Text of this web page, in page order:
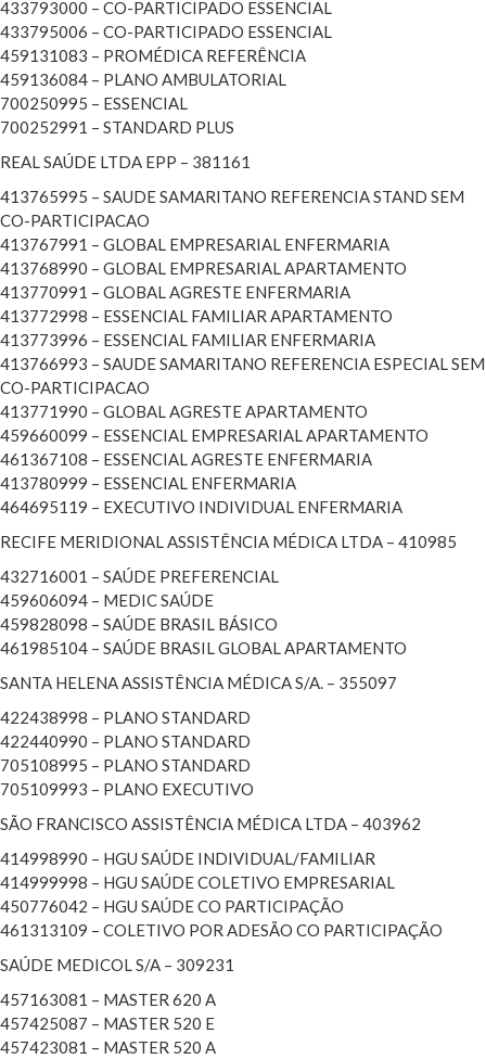
433793000 – CO-PARTICIPADO ESSENCIAL
433795006 – CO-PARTICIPADO ESSENCIAL
459131083 – PROMÉDICA REFERÊNCIA
459136084 – PLANO AMBULATORIAL
700250995 – ESSENCIAL
700252991 – STANDARD PLUS
REAL SAÚDE LTDA EPP – 381161
413765995 – SAUDE SAMARITANO REFERENCIA STAND SEM
CO-PARTICIPACAO
413767991 – GLOBAL EMPRESARIAL ENFERMARIA
413768990 – GLOBAL EMPRESARIAL APARTAMENTO
413770991 – GLOBAL AGRESTE ENFERMARIA
413772998 – ESSENCIAL FAMILIAR APARTAMENTO
413773996 – ESSENCIAL FAMILIAR ENFERMARIA
413766993 – SAUDE SAMARITANO REFERENCIA ESPECIAL SEM
CO-PARTICIPACAO
413771990 – GLOBAL AGRESTE APARTAMENTO
459660099 – ESSENCIAL EMPRESARIAL APARTAMENTO
461367108 – ESSENCIAL AGRESTE ENFERMARIA
413780999 – ESSENCIAL ENFERMARIA
464695119 – EXECUTIVO INDIVIDUAL ENFERMARIA
RECIFE MERIDIONAL ASSISTÊNCIA MÉDICA LTDA – 410985
432716001 – SAÚDE PREFERENCIAL
459606094 – MEDIC SAÚDE
459828098 – SAÚDE BRASIL BÁSICO
461985104 – SAÚDE BRASIL GLOBAL APARTAMENTO
SANTA HELENA ASSISTÊNCIA MÉDICA S/A. – 355097
422438998 – PLANO STANDARD
422440990 – PLANO STANDARD
705108995 – PLANO STANDARD
705109993 – PLANO EXECUTIVO
SÃO FRANCISCO ASSISTÊNCIA MÉDICA LTDA – 403962
414998990 – HGU SAÚDE INDIVIDUAL/FAMILIAR
414999998 – HGU SAÚDE COLETIVO EMPRESARIAL
450776042 – HGU SAÚDE CO PARTICIPAÇÃO
461313109 – COLETIVO POR ADESÃO CO PARTICIPAÇÃO
SAÚDE MEDICOL S/A – 309231
457163081 – MASTER 620 A
457425087 – MASTER 520 E
457423081 – MASTER 520 A